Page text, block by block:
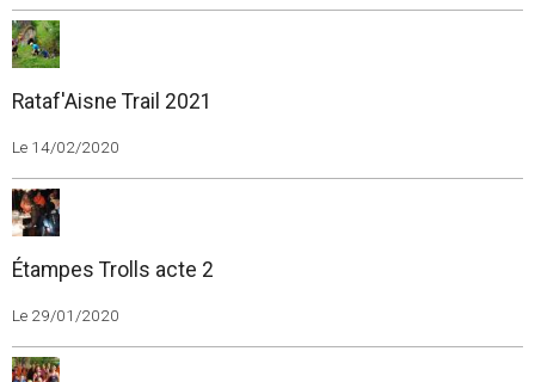
Rataf'Aisne Trail 2021
Le 14/02/2020
Étampes Trolls acte 2
Le 29/01/2020